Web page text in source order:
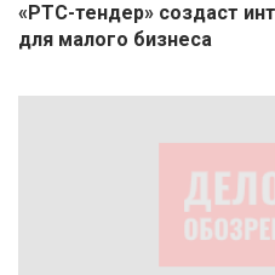
«РТС-тендер» создаст
для малого бизнеса